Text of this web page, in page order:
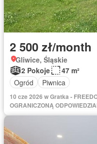
2 500 zł/month
Gliwice, Śląskie
2 Pokoje
47 m²
Ogród
Piwnica
10 cze 2026 w Gratka -
OGRANICZONĄ